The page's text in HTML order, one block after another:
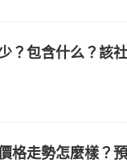
？包含什么？該
格走勢怎麼樣？